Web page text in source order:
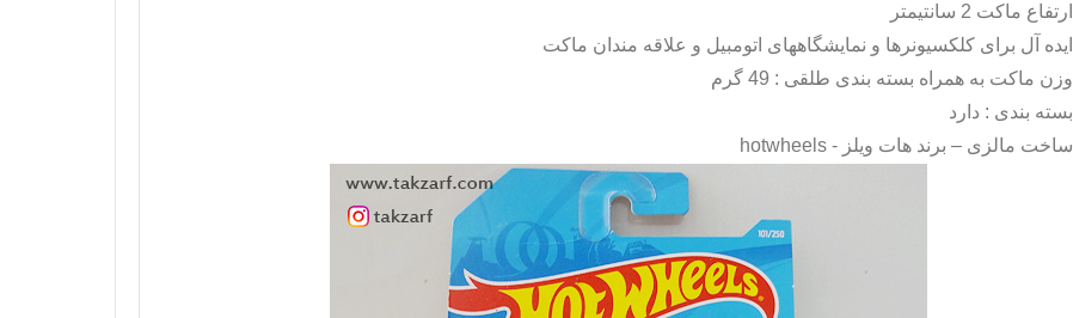
ارتفاع ماکت 2 سانتیمتر
ایده آل برای کلکسیونرها و نمایشگاههای اتومبیل و علاقه مندان ماکت
وزن ماکت به همراه بسته بندی طلقی : 49 گرم
بسته بندی : دارد
ساخت مالزی – برند هات ویلز -hotwheels